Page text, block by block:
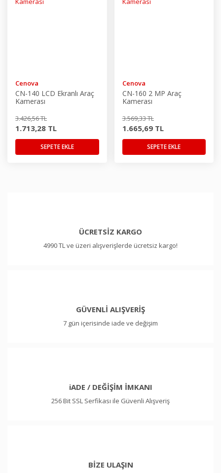
Cenova
CN-140 LCD Ekranlı Araç
Kamerası
3.426,56 TL
1.713,28 TL
SEPETE EKLE
Cenova
CN-160 2 MP Araç
Kamerası
3.569,33 TL
1.665,69 TL
SEPETE EKLE
ÜCRETSİZ KARGO
4990 TL ve üzeri alışverişlerde ücretsiz kargo!
GÜVENLİ ALIŞVERİŞ
7 gün içerisinde iade ve değişim
iADE / DEĞİŞİM İMKANI
256 Bit SSL Serfikası ile Güvenli Alışveriş
BİZE ULAŞIN